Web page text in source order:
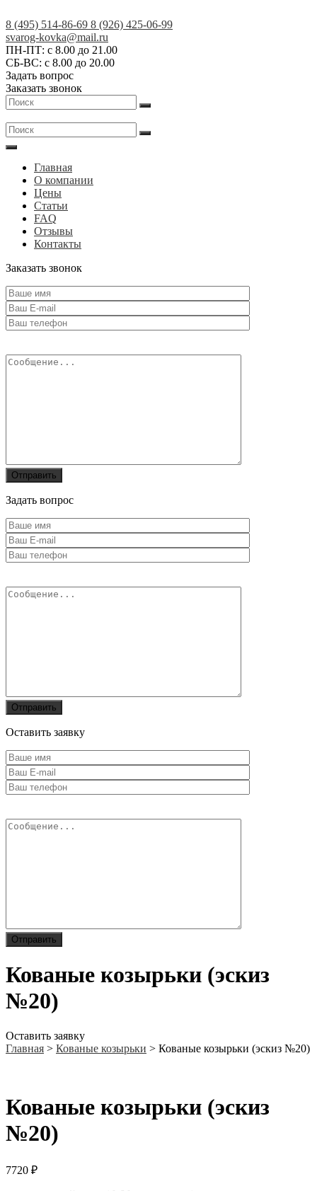
to
content
Кованые
изделия
на
заказ
в
и
МО
АртСКМ
8 (495) 514-86-69 8 (926) 425-06-99
svarog-kovka@mail.ru
ПН-ПТ: с 8.00 до 21.00
СБ-ВС: с 8.00 до 20.00
Задать вопрос
Заказать звонок
Главная
О компании
Цены
Статьи
FAQ
Отзывы
Контакты
Заказать звонок
Задать вопрос
Оставить заявку
Кованые козырьки (эскиз
№20)
Оставить заявку
Главная > Кованые козырьки > Кованые козырьки (эскиз №20)
Кованые козырьки (эскиз
№20)
7720 ₽